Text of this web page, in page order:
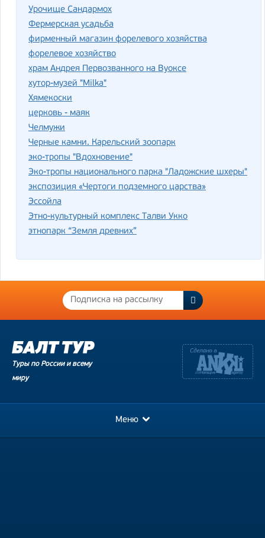
Урочище Сандармох
Фермерская усадьба
фирменный магазин форелевого хозяйства
форелевое хозяйство
храм Андрея Первозванного на Вуоксе
хутор-музей "Milka"
Хямекоски
церковь - маяк
Челмужи
Черные камни. Карельский зоопарк
эко-тропы "Вдохновение"
Эко-тропы национального парка "Ладожские шхеры"
экспозиция «Чертоги подземного царства»
Эссойла
Этно-культурный комплекс Талви Укко
этнопарк “Земля древних”
Туры по России и всему
миру
Меню